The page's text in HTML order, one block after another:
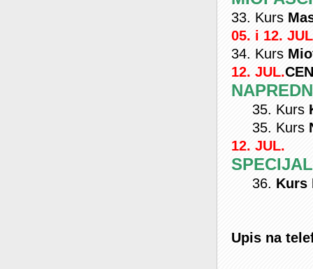
33. Kurs
05. i 12.
34. Kurs
12. JUL.
35. Kurs
35. Kurs
12. JUL.
36. Kurs
Upis na